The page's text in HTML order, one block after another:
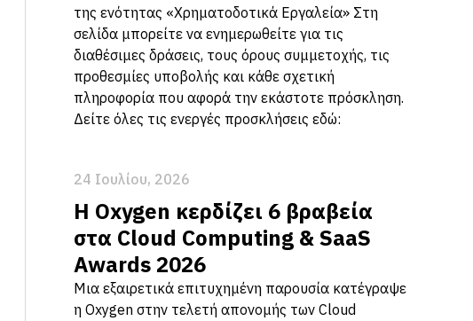
της ενότητας «Χρηματοδοτικά Εργαλεία» Στη
σελίδα μπορείτε να ενημερωθείτε για τις
διαθέσιμες δράσεις, τους όρους συμμετοχής, τις
προθεσμίες υποβολής και κάθε σχετική
πληροφορία που αφορά την εκάστοτε πρόσκληση.
Δείτε όλες τις ενεργές προσκλήσεις εδώ:
24 Ιουλίου, 2026
Η Oxygen κερδίζει 6 βραβεία
στα Cloud Computing & SaaS
Awards 2026
Μια εξαιρετικά επιτυχημένη παρουσία κατέγραψε
η Oxygen στην τελετή απονομής των Cloud